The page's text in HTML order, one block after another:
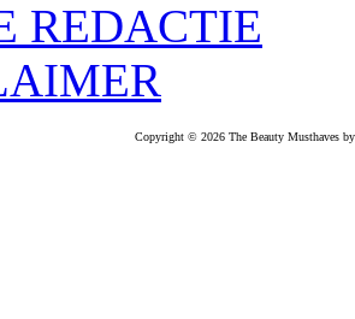
REDACTIE
Copyright © 2026 The Beauty Musthaves